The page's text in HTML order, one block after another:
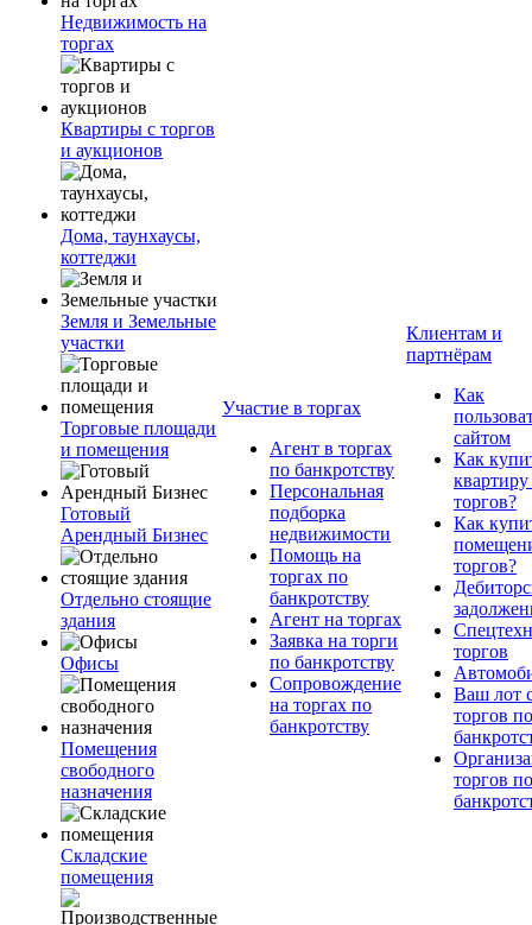
Недвижимость на
торгах
Квартиры с торгов
и аукционов
Дома, таунхаусы,
коттеджи
Земля и Земельные
участки
Торговые площади
и помещения
Готовый
Арендный Бизнес
Отдельно стоящие
здания
Офисы
Помещения
свободного
назначения
Складские
помещения
Участие в торгах
Агент в торгах
по банкротству
Персональная
подборка
недвижимости
Помощь на
торгах по
банкротству
Агент на торгах
Заявка на торги
по банкротству
Сопровождение
на торгах по
банкротству
Клиентам и
партнёрам
Как
сайтом
Как
квартиру
торгов?
Как
торгов?
торгов
Ваш лот
торгов по
торгов по